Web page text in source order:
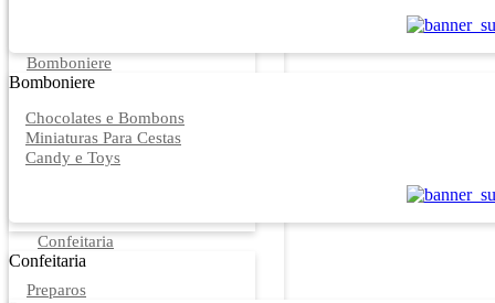
Bomboniere
Bomboniere
Chocolates e Bombons
Miniaturas Para Cestas
Candy e Toys
Confeitaria
Confeitaria
Preparos